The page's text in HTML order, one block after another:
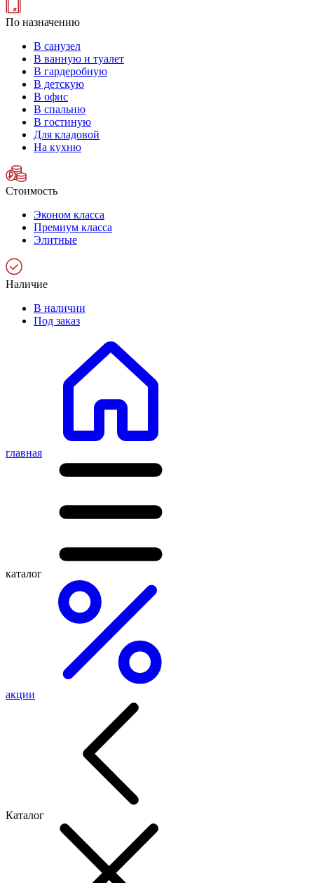
По назначению
В санузел
В ванную и туалет
В гардеробную
В детскую
В офис
В спальню
В гостиную
Для кладовой
На кухню
Стоимость
Эконом класса
Премиум класса
Элитные
Наличие
В наличии
Под заказ
главная
каталог
акции
Каталог